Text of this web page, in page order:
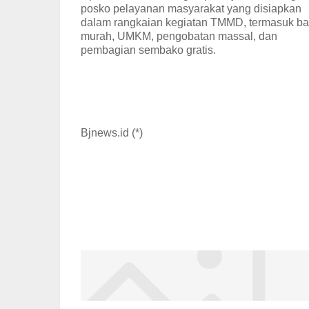
posko pelayanan masyarakat yang disiapkan
dalam rangkaian kegiatan TMMD, termasuk
murah, UMKM, pengobatan massal, dan
pembagian sembako gratis.
Bjnews.id (*)